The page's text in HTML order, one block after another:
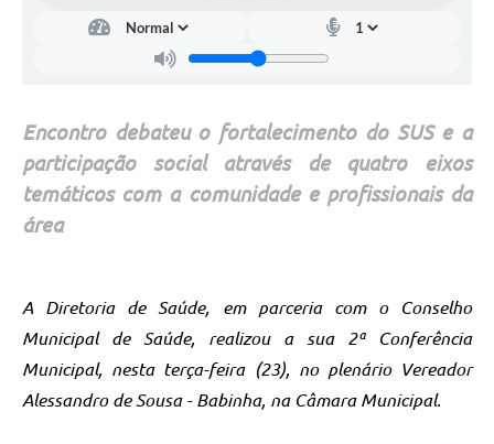
Encontro debateu o fortalecimento do SUS e a
participação social através de quatro eixos
temáticos com a comunidade e profissionais da
área
A Diretoria de Saúde, em parceria com o Conselho
Municipal de Saúde, realizou a sua 2ª Conferência
Municipal, nesta terça-feira (23), no plenário Vereador
Alessandro de Sousa - Babinha, na Câmara Municipal.